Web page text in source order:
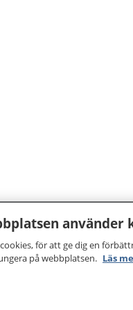
använder
för att ge dig en
på webbplatsen. Läs